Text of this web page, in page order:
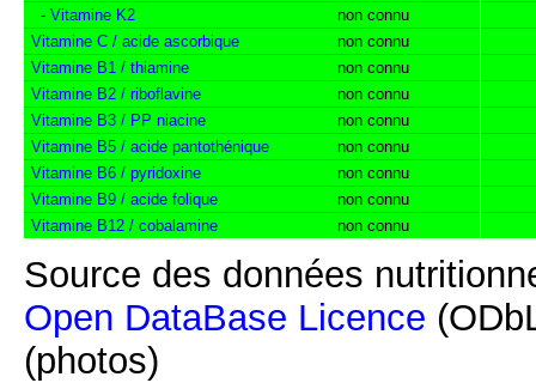
- Vitamine K2
non connu
Vitamine C / acide ascorbique
non connu
Vitamine B1 / thiamine
non connu
Vitamine B2 / riboflavine
non connu
Vitamine B3 / PP niacine
non connu
Vitamine B5 / acide pantothénique
non connu
Vitamine B6 / pyridoxine
non connu
Vitamine B9 / acide folique
non connu
Vitamine B12 / cobalamine
non connu
Source des données
Open DataBase Licence
(photos)